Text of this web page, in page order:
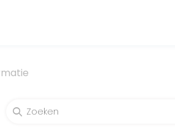
1 u uithalen op voorhand)